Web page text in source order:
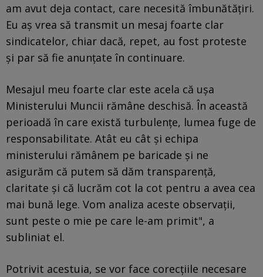
am avut deja contact, care necesită îmbunătățiri.
Eu aș vrea să transmit un mesaj foarte clar
sindicatelor, chiar dacă, repet, au fost proteste
și par să fie anunțate în continuare.
Mesajul meu foarte clar este acela că ușa
Ministerului Muncii rămâne deschisă. În această
perioadă în care există turbulențe, lumea fuge de
responsabilitate. Atât eu cât și echipa
ministerului rămânem pe baricade și ne
asigurăm că putem să dăm transparență,
claritate și că lucrăm cot la cot pentru a avea cea
mai bună lege. Vom analiza aceste observații,
sunt peste o mie pe care le-am primit", a
subliniat el.
Potrivit acestuia, se vor face corecțiile necesare